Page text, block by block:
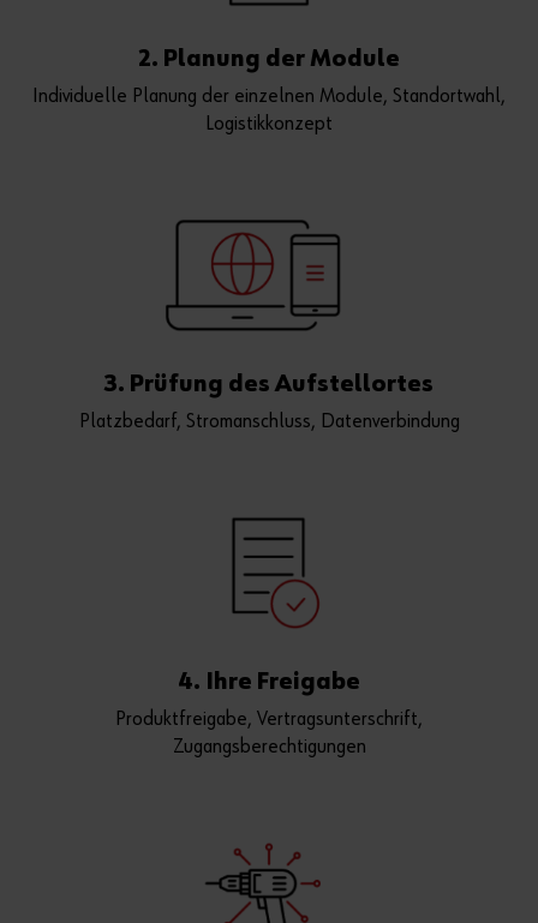
2. Planung der Module
Individuelle Planung der einzelnen Module, Standortwahl,
Logistikkonzept
3. Prüfung des Aufstellortes
Platzbedarf, Stromanschluss, Datenverbindung
4. Ihre Freigabe
Produktfreigabe, Vertragsunterschrift,
Zugangsberechtigungen